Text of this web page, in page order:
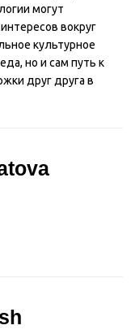
могут
вокруг
культурное
но и сам путь к
друг друга в